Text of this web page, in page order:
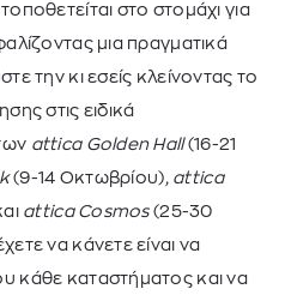
στο στομάχι για
μια πραγματικά
την κι εσείς κλείνοντας το
στις ειδικά
attica Golden Hall(16-21
(9-14 Οκτωβρίου), attica
attica Cosmos(25-30
να κάνετε είναι να
κάθε καταστήματος και να